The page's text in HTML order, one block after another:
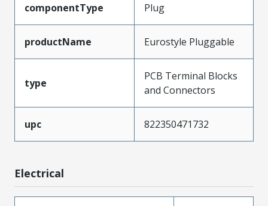
componentType Plug
productName Eurostyle Pluggable
type
PCB Terminal Blocks
and Connectors
upc 822350471732
Electrical